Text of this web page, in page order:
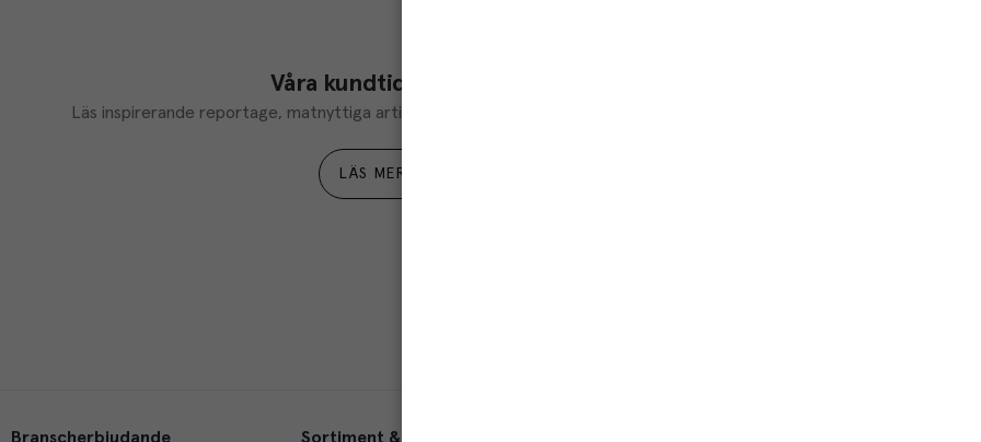
Våra kundtidningar
Läs inspirerande reportage, matnyttiga artiklar och ta del av aktuella kampanjer.
LÄS MER
Du som är Menigo-
Branscherbjudande Sortiment & tjänster